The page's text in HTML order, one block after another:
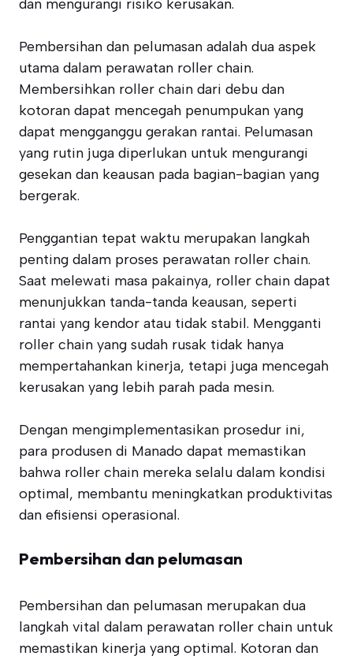
dan mengurangi risiko kerusakan.
Pembersihan dan pelumasan adalah dua aspek
utama dalam perawatan roller chain.
Membersihkan roller chain dari debu dan
kotoran dapat mencegah penumpukan yang
dapat mengganggu gerakan rantai. Pelumasan
yang rutin juga diperlukan untuk mengurangi
gesekan dan keausan pada bagian-bagian yang
bergerak.
Penggantian tepat waktu merupakan langkah
penting dalam proses perawatan roller chain.
Saat melewati masa pakainya, roller chain dapat
menunjukkan tanda-tanda keausan, seperti
rantai yang kendor atau tidak stabil. Mengganti
roller chain yang sudah rusak tidak hanya
mempertahankan kinerja, tetapi juga mencegah
kerusakan yang lebih parah pada mesin.
Dengan mengimplementasikan prosedur ini,
para produsen di Manado dapat memastikan
bahwa roller chain mereka selalu dalam kondisi
optimal, membantu meningkatkan produktivitas
dan efisiensi operasional.
Pembersihan dan pelumasan
Pembersihan dan pelumasan merupakan dua
langkah vital dalam perawatan roller chain untuk
memastikan kinerja yang optimal. Kotoran dan